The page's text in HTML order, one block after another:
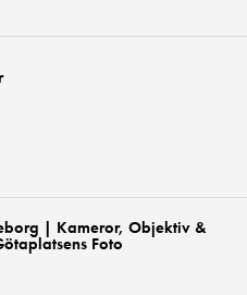
| Kameror, Objektiv &
Foto